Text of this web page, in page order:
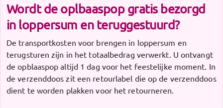
Wordt de oplbaaspop gratis bezorgd
in loppersum en teruggestuurd?
De transportkosten voor brengen in loppersum en
terugsturen zijn in het totaalbedrag verwerkt. U ontvangt
de opblaaspop altijd 1 dag voor het feestelijke moment. In
de verzenddoos zit een retourlabel die op de verzenddoos
dient te worden plakken voor het retourneren.